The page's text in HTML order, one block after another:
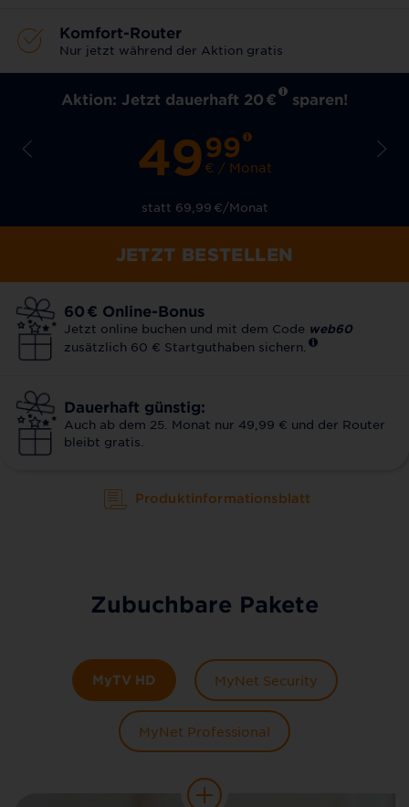
Komfort-Router
Nur jetzt während der Aktion gratis
Aktion: Jetzt dauerhaft 20 € sparen!
4999
€ / Monat
statt 69,99 €/Monat
JETZT BESTELLEN
60 € Online-Bonus
Jetzt online buchen und mit dem Code web60
zusätzlich 60 € Startguthaben sichern.
Dauerhaft günstig:
Auch ab dem 25. Monat nur 49,99 € und der Router
bleibt gratis.
Produktinformationsblatt
Zubuchbare Pakete
MyTV HD MyNet Security
MyNet Professional